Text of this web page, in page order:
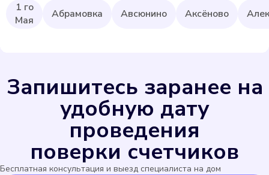
1 го
Мая
Абрамовка Авсюнино Аксёново
Запишитесь заранее на
удобную дату
проведения
поверки счетчиков
Бесплатная консультация и выезд специалиста на дом